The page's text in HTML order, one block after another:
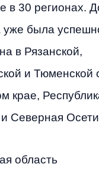
в 30 регионах.
уже была
в Рязанской,
и Тюменской
крае,
Северная
область